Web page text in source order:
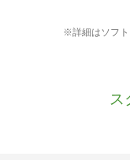
※詳細はソフト
ス